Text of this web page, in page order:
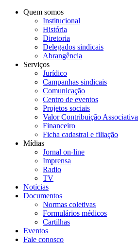
Quem somos
Institucional
História
Diretoria
Delegados sindicais
Abrangência
Serviços
Jurídico
Campanhas sindicais
Comunicação
Centro de eventos
Projetos sociais
Valor Contribuição Associativa
Financeiro
Ficha cadastral e filiação
Mídias
Jornal on-line
Imprensa
Radio
TV
Notícias
Documentos
Normas coletivas
Formulários médicos
Cartilhas
Eventos
Fale conosco